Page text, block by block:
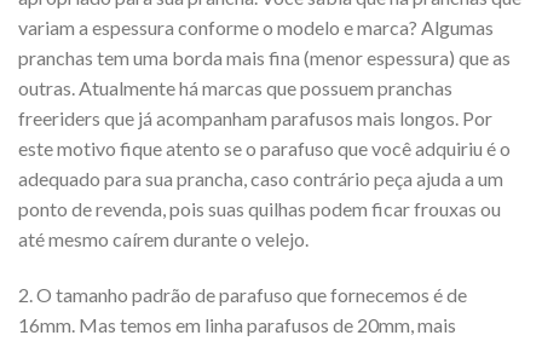
variam a espessura conforme o modelo e marca? Algumas
pranchas tem uma borda mais fina (menor espessura) que as
outras. Atualmente há marcas que possuem pranchas
freeriders que já acompanham parafusos mais longos. Por
este motivo fique atento se o parafuso que você adquiriu é o
adequado para sua prancha, caso contrário peça ajuda a um
ponto de revenda, pois suas quilhas podem ficar frouxas ou
até mesmo caírem durante o velejo.
2. O tamanho padrão de parafuso que fornecemos é de
16mm. Mas temos em linha parafusos de 20mm, mais